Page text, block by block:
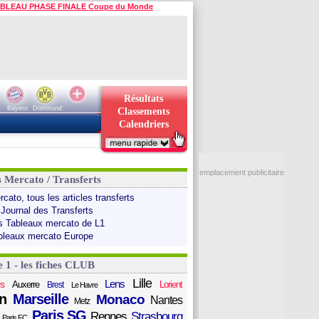
PHASE FINALE Coupe du Monde
Bayern Dortmund
Résultats
Classements
Calendriers
Mercato / Transferts
tous les articles transferts
des Transferts
Tableaux mercato de L1
mercato Europe
1 - les fiches CLUB
Auxerre Brest Le Havre Lens Lille Lorient
Marseille Metz Monaco Nantes
Paris SG
emplacement publicitaire